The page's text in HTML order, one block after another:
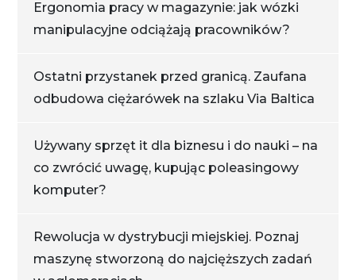
Ergonomia pracy w magazynie: jak wózki
manipulacyjne odciążają pracowników?
Ostatni przystanek przed granicą. Zaufana
odbudowa ciężarówek na szlaku Via Baltica
Używany sprzęt it dla biznesu i do nauki – na
co zwrócić uwagę, kupując poleasingowy
komputer?
Rewolucja w dystrybucji miejskiej. Poznaj
maszynę stworzoną do najcięższych zadań